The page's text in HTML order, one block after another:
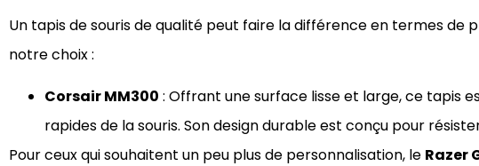
Un tapis de souris de qualité peut faire la différence en termes de
notre choix :
Corsair MM300 : Offrant une surface lisse et large, ce tapis
rapides de la souris. Son design durable est conçu pour
Pour ceux qui souhaitent un peu plus de personnalisation, le Razer